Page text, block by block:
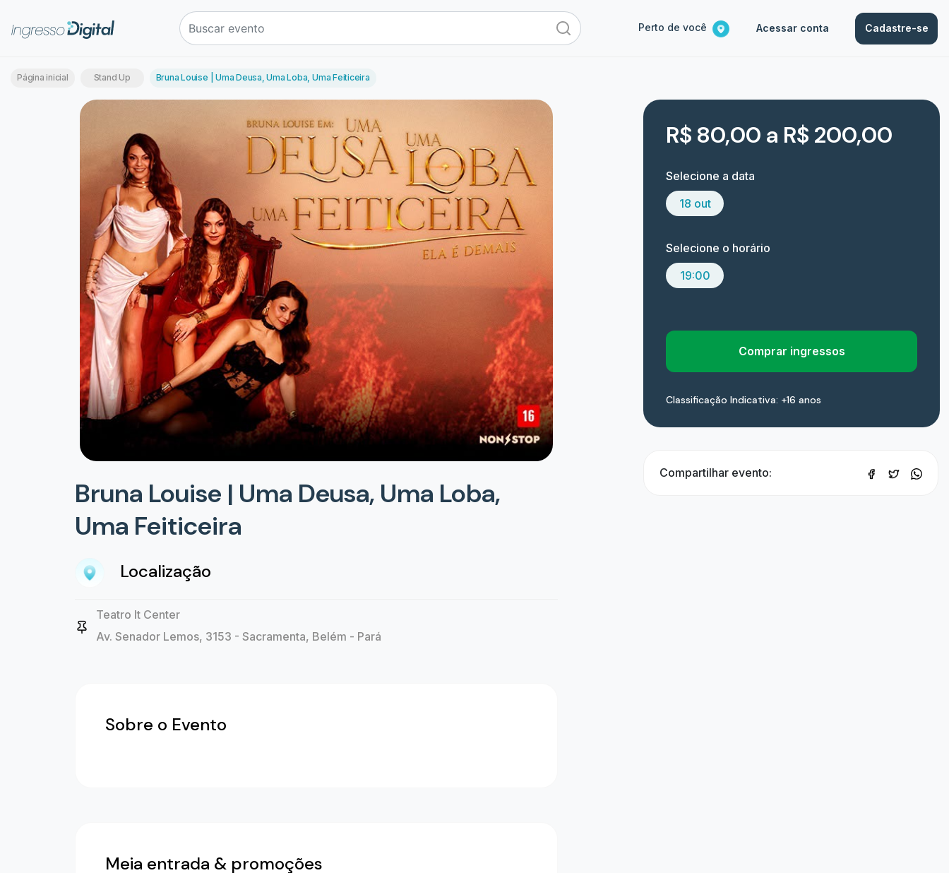
Perto de você Acessar conta Cadastre-se
Página inicial Stand Up Bruna Louise | Uma Deusa, Uma Loba, Uma Feiticeira
Bruna Louise | Uma Deusa, Uma Loba,
Uma Feiticeira
Localização
Teatro It Center
Av. Senador Lemos, 3153 - Sacramenta, Belém - Pará
Sobre o Evento
Meia entrada & promoções
R$ 80,00 a R$ 200,00
Selecione a data
18 out
Selecione o horário
19:00
Comprar ingressos
Classificação Indicativa: +16 anos
Compartilhar evento: